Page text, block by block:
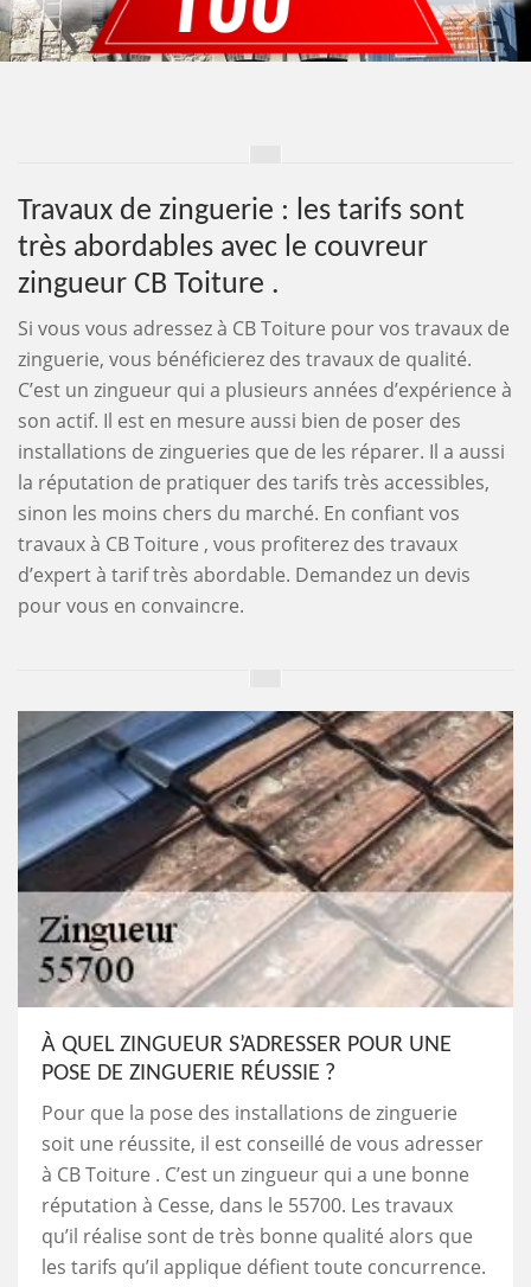
Travaux de zinguerie : les tarifs sont
très abordables avec le couvreur
zingueur CB Toiture .
Si vous vous adressez à CB Toiture pour vos travaux de
zinguerie, vous bénéficierez des travaux de qualité.
C’est un zingueur qui a plusieurs années d’expérience à
son actif. Il est en mesure aussi bien de poser des
installations de zingueries que de les réparer. Il a aussi
la réputation de pratiquer des tarifs très accessibles,
sinon les moins chers du marché. En confiant vos
travaux à CB Toiture , vous profiterez des travaux
d’expert à tarif très abordable. Demandez un devis
pour vous en convaincre.
À QUEL ZINGUEUR S’ADRESSER POUR UNE
POSE DE ZINGUERIE RÉUSSIE ?
Pour que la pose des installations de zinguerie
soit une réussite, il est conseillé de vous adresser
à CB Toiture . C’est un zingueur qui a une bonne
réputation à Cesse, dans le 55700. Les travaux
qu’il réalise sont de très bonne qualité alors que
les tarifs qu’il applique défient toute concurrence.